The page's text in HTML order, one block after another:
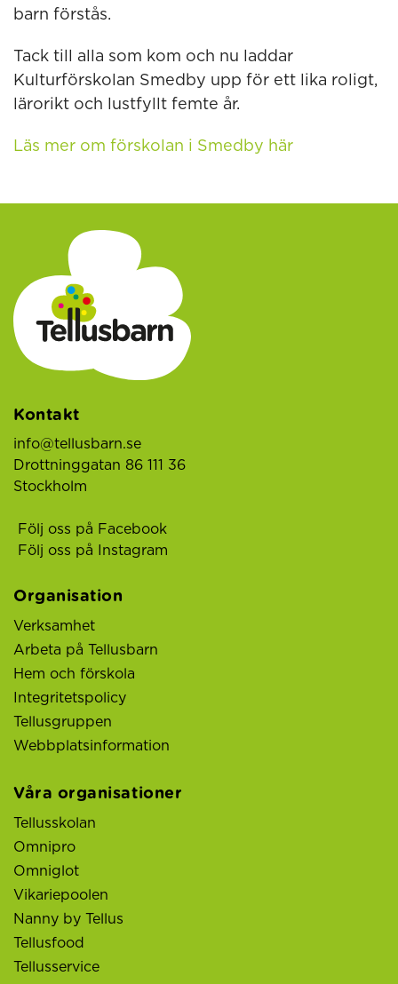
barn förstås.
Tack till alla som kom och nu laddar
Kulturförskolan Smedby upp för ett lika roligt,
lärorikt och lustfyllt femte år.
Läs mer om förskolan i Smedby här
Kontakt
info@tellusbarn.se
Drottninggatan 86 111 36
Stockholm
Följ oss på Facebook
Följ oss på Instagram
Organisation
Verksamhet
Arbeta på Tellusbarn
Hem och förskola
Integritetspolicy
Tellusgruppen
Webbplatsinformation
Våra organisationer
Tellusskolan
Omnipro
Omniglot
Vikariepoolen
Nanny by Tellus
Tellusfood
Tellusservice